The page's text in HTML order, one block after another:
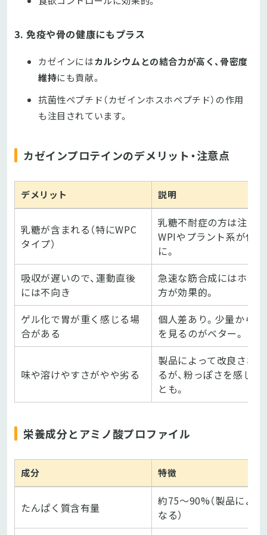
3. 免疫や骨の健康にもプラス
カゼインにはカルシウムとの結合力が高く、骨密度
維持にも貢献。
抗菌性ペプチド（カゼインホスホペプチド）の作用
も注目されています。
カゼインプロテインのデメリット・注意点
デメリット 説明
乳糖が含まれる（特にWPC
タイプ）
乳糖不耐症の方は注意。
WPIやプラント系が代替
に。
吸収が遅いので、運動直後
には不向き
急速な筋合成にはホエ
方が効果的。
ゲル化で胃が重く感じる場
合がある
個人差あり。少量から
を見るのがベター。
味や溶けやすさがやや劣る
製品によって改良され
るが、粉っぽさを感じる
とも。
栄養成分とアミノ酸プロファイル
成分 特徴
たんぱく質含有量
約75〜90%（製品によ
なる）